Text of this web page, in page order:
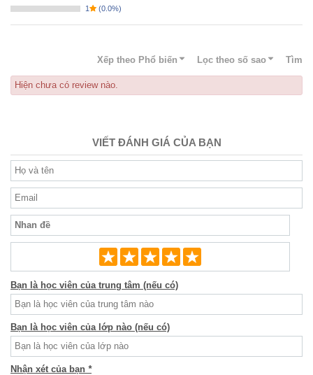
1
(0.0%)
Tìm
Lọc theo số sao
Xếp theo Phổ biến
Hiện chưa có review nào.
VIẾT ĐÁNH GIÁ CỦA BẠN
Bạn là học viên của trung tâm (nếu có)
Bạn là học viên của lớp nào (nếu có)
Nhận xét của bạn *